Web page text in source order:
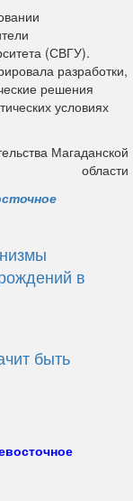
(СВГУ).
разработки,
решения
условиях
Магаданской
области
в
быть